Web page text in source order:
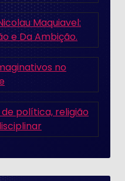
Maquiavel:
e Da Ambição.
no
política, religião